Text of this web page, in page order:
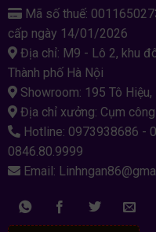
Mã số thuế:
cấp ngày 14/01/2026
Địa chỉ: M9 - Lô 2, khu
Thành phố Hà Nội
Showroom: 195 Tô Hiệu,
Địa chỉ xưởng: Cụm công
Hotline: 0973938686 -
0846.80.9999
Email: